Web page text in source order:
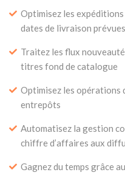
Optimisez les
dates de livraison prévues
Traitez les flux
titres fond de catalogue
Optimisez les opérations
entrepôts
Automatisez la gestion
chiffre d’affaires aux
Gagnez du temps grâce